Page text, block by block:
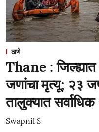
ठाणे
Thane :
जणांचा मृत्यू; २३
तालुक्यात
Swapnil S